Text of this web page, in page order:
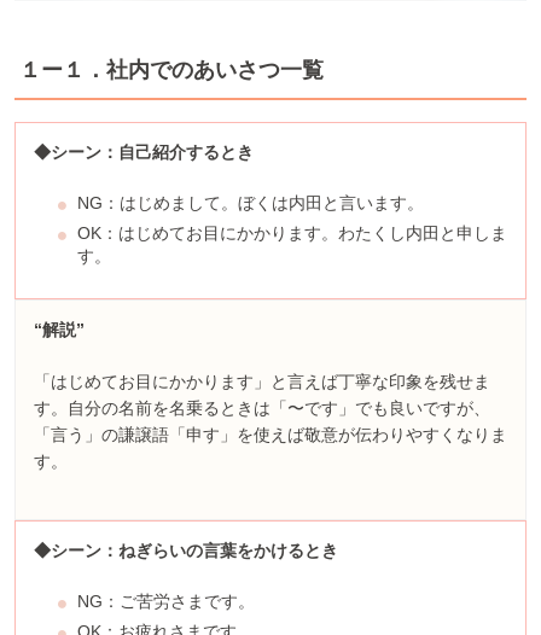
１ー１．社内でのあいさつ一覧
◆シーン：自己紹介するとき
NG：はじめまして。ぼくは内田と言います。
OK：はじめてお目にかかります。わたくし内田と申しま
す。
“解説”
「はじめてお目にかかります」と言えば丁寧な印象を残せま
す。自分の名前を名乗るときは「〜です」でも良いですが、
「言う」の謙譲語「申す」を使えば敬意が伝わりやすくなりま
す。
◆シーン：ねぎらいの言葉をかけるとき
NG：ご苦労さまです。
OK：お疲れさまです。